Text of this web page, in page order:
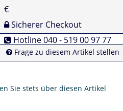
€
Sicherer Checkout
Hotline 040 - 519 00 97 77
Frage zu diesem Artikel stellen
Sie stets über diesen Artikel